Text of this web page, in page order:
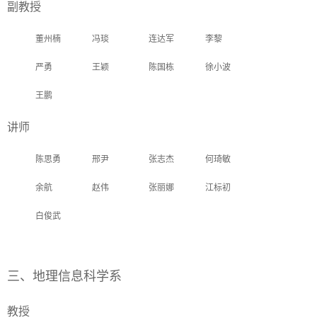
副教授
董州楠 冯琰 连达军 李黎
严勇 王颖 陈国栋 徐小波
王鹏
讲师
陈思勇 邢尹 张志杰 何琦敏
余航 赵伟 张丽娜 江标初
白俊武
三、地理信息科学系
教授